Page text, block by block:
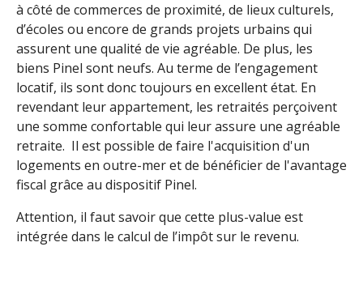
à côté de commerces de proximité, de lieux culturels,
d’écoles ou encore de grands projets urbains qui
assurent une qualité de vie agréable. De plus, les
biens Pinel sont neufs. Au terme de l’engagement
locatif, ils sont donc toujours en excellent état. En
revendant leur appartement, les retraités perçoivent
une somme confortable qui leur assure une agréable
retraite. Il est possible de faire l'acquisition d'un
logements en outre-mer et de bénéficier de l'avantage
fiscal grâce au dispositif Pinel.
Attention, il faut savoir que cette plus-value est
intégrée dans le calcul de l’impôt sur le revenu.